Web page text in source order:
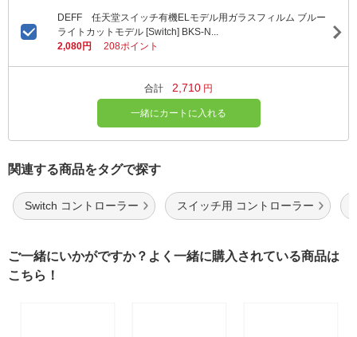
DEFF 任天堂スイッチ有機ELモデル用ガラスフィルム ブルー
ライトカットモデル [Switch] BKS-N...
2,080円
208ポイント
合計 2,710 円
一緒にカートに入れる
関連する商品をタグで探す
Switch コントローラー スイッチ用 コントローラー
ご一緒にいかがですか？よく一緒に購入されている商品は
こちら！